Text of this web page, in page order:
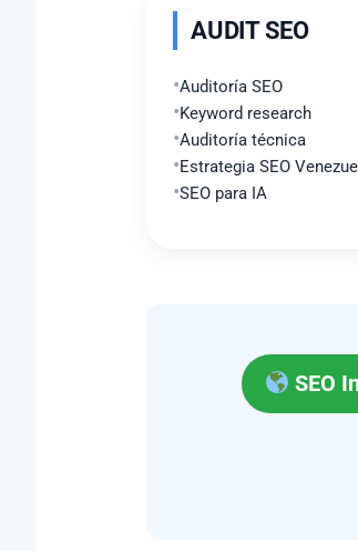
AUDIT SEO
Auditoría SEO
Keyword research
Auditoría técnica
Estrategia SEO
SEO para IA
SEO